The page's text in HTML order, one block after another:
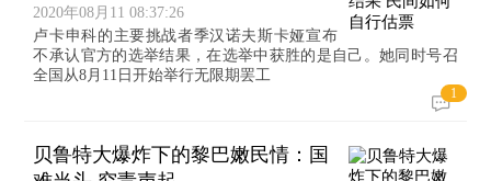
2020年08月11 08:37:26
卢卡申科的主要挑战者季汉诺夫斯卡娅宣布
不承认官方的选举结果，在选举中获胜的是自己。她同时号召
全国从8月11日开始举行无限期罢工
1
贝鲁特大爆炸下的黎巴嫩民情：国